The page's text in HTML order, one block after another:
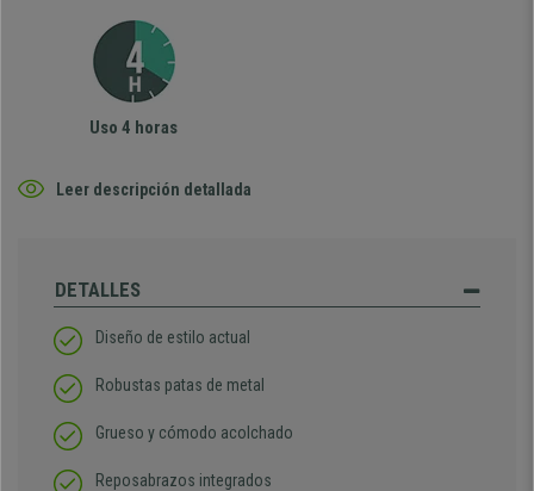
Uso 4 horas
Leer descripción detallada
DETALLES
Diseño de estilo actual
Robustas patas de metal
Grueso y cómodo acolchado
Reposabrazos integrados